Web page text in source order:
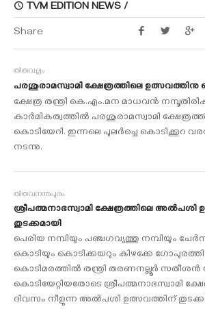
TVM EDITION NEWS /
Share
തിരുവല്ലം
പരശുരാമസ്വാമി ക്ഷേത്രത്തിലെ ഉത്സവത്തിനു
ക്ഷേത്ര തന്ത്രി കെ.എം.മന മാധവന്‍
കാര്‍മികത്വത്തില്‍ പരശുരാമസ്വാമി
കൊടിയേറി. ഇന്നലെ പുലര്‍ച്ചെ കൊടിക്കൂറ
നടന്നു.
തിരുവനന്തപുരം
ശ്രീപത്മനാഭസ്വാമി ക്ഷേത്രത്തിലെ അല്‍പശി
തുടക്കമായി
പെരിയ നമ്പിയും പഞ്ചഗവ്യത്തു നമ്പിയും
കൊടിയും കൊടിക്കയറും കിഴക്കേ
കൊടിമരത്തില്‍ തന്ത്രി തരണനല്ലൂര്‍ സതീശന്‍
കൊടിയേറ്റിയതോടെ ശ്രീപത്മനാഭസ്വാമി
ദിവസം നീളുന്ന അല്‍പശി ഉത്സവത്തിന്